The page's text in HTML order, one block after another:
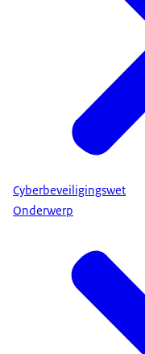
Cyberbeveiligingswet
Onderwerp